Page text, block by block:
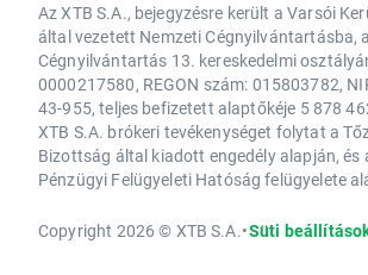
Az XTB S.A., bejegyzésre került a Varsói
által vezetett Nemzeti Cégnyilvántartásba,
Cégnyilvántartás 13. kereskedelmi
0000217580, REGON szám: 015803782,
43-955, teljes befizetett alaptőkéje 5 878
XTB S.A. brókeri tevékenységet folytat a
Bizottság által kiadott engedély alapján, és
Pénzügyi Felügyeleti Hatóság felügyelete
Copyright 2026 © XTB S.A.•Süti